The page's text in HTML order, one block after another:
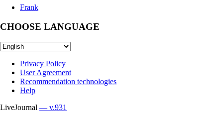
Frank
CHOOSE LANGUAGE
Privacy Policy
User Agreement
Recommendation technologies
Help
LiveJournal — v.931